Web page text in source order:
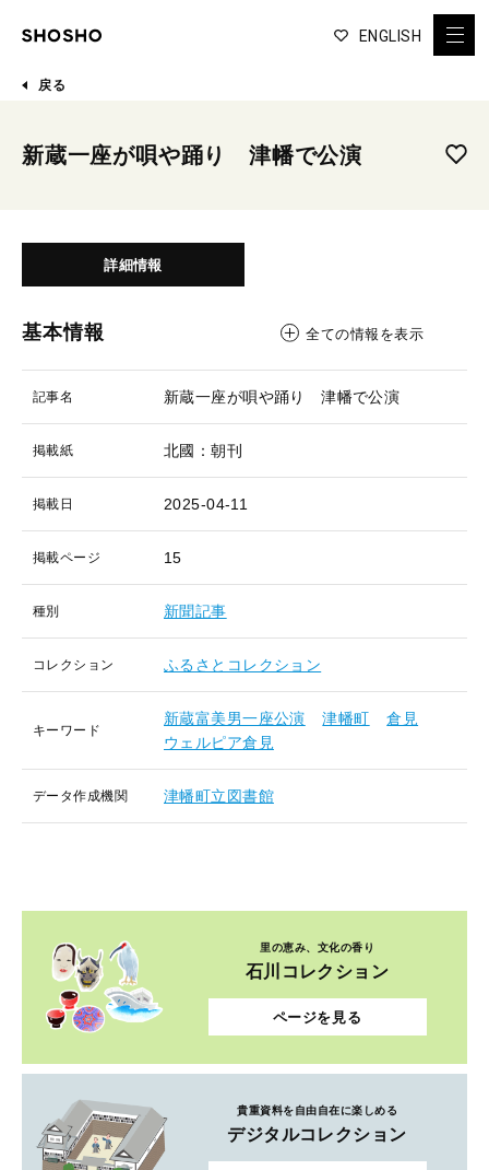
ENGLISH
戻る
新蔵一座が唄や踊り 津幡で公演
詳細情報
基本情報 全ての情報を表示
記事名 新蔵一座が唄や踊り 津幡で公演
掲載紙 北國：朝刊
掲載日 2025-04-11
掲載ページ 15
種別 新聞記事
コレクション ふるさとコレクション
キーワード
新蔵富美男一座公演 津幡町
倉見
ウェルピア倉見
データ作成機関 津幡町立図書館
里の恵み、文化の香り
石川コレクション
ページを見る
貴重資料を自由自在に楽しめる
デジタルコレクション